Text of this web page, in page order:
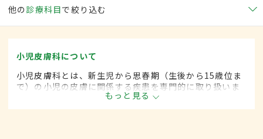
他の 診療科目で絞り込む
小児皮膚科について
小児皮膚科とは、新生児から思春期（生後から15歳位ま
で）の小児の皮膚に関係する疾患を専門的に取り扱いま
もっと見る